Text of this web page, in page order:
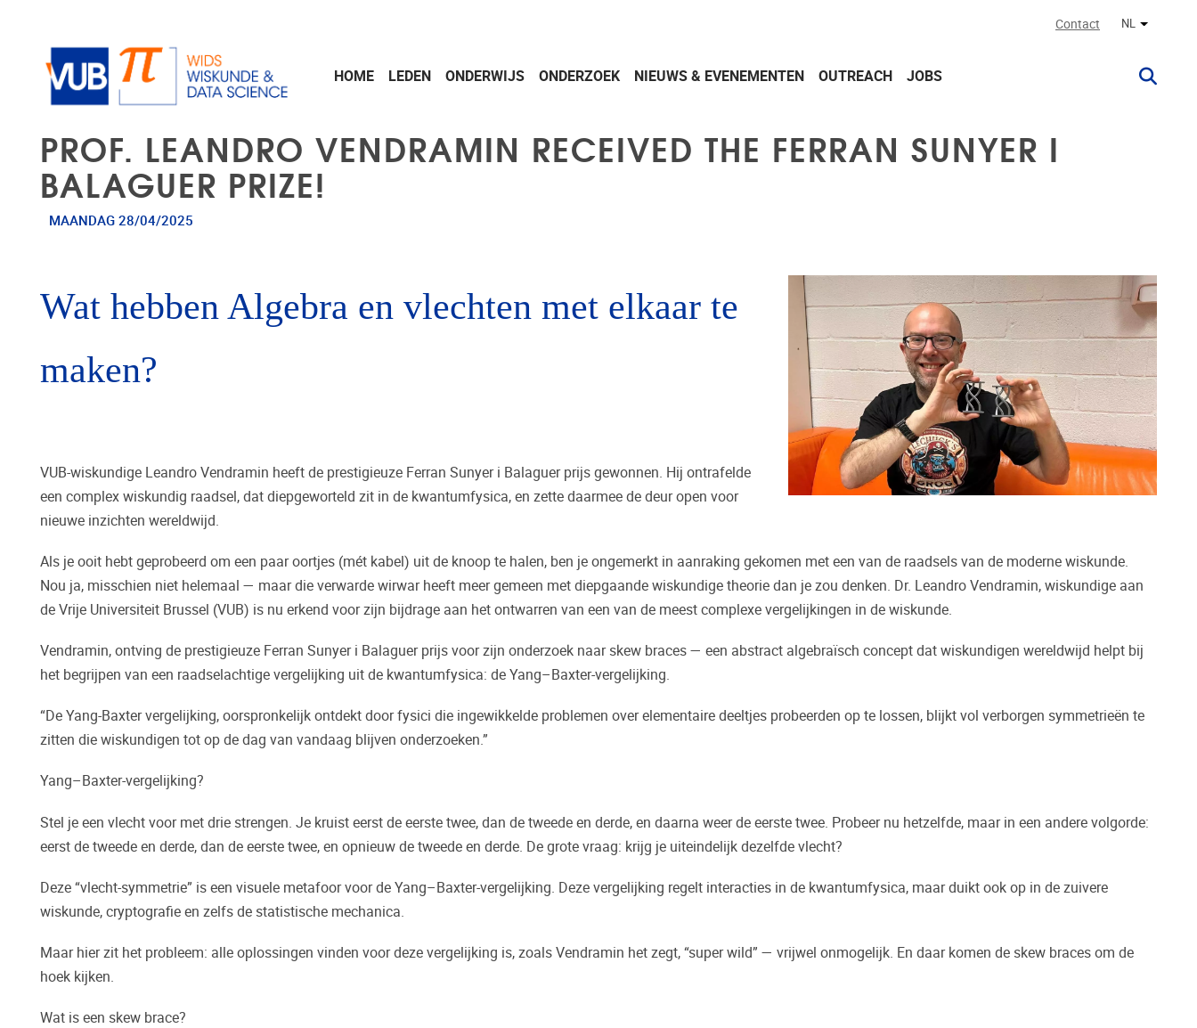
Contact NL Andere
HOME LEDEN ONDERWIJS ONDERZOEK NIEUWS & EVENEMENTEN OUTREACH JOBS
PROF. LEANDRO VENDRAMIN RECEIVED THE FERRAN SUNYER I
BALAGUER PRIZE!
MAANDAG 28/04/2025
Wat hebben Algebra en vlechten met elkaar te
maken?
VUB-wiskundige Leandro Vendramin heeft de prestigieuze Ferran Sunyer i Balaguer prijs gewonnen. Hij ontrafelde
een complex wiskundig raadsel, dat diepgeworteld zit in de kwantumfysica, en zette daarmee de deur open voor
nieuwe inzichten wereldwijd.
Als je ooit hebt geprobeerd om een paar oortjes (mét kabel) uit de knoop te halen, ben je ongemerkt in aanraking gekomen met een van de raadsels van de moderne wiskunde.
Nou ja, misschien niet helemaal — maar die verwarde wirwar heeft meer gemeen met diepgaande wiskundige theorie dan je zou denken. Dr. Leandro Vendramin, wiskundige aan
de Vrije Universiteit Brussel (VUB) is nu erkend voor zijn bijdrage aan het ontwarren van een van de meest complexe vergelijkingen in de wiskunde.
Vendramin, ontving de prestigieuze Ferran Sunyer i Balaguer prijs voor zijn onderzoek naar skew braces — een abstract algebraïsch concept dat wiskundigen wereldwijd helpt bij
het begrijpen van een raadselachtige vergelijking uit de kwantumfysica: de Yang–Baxter-vergelijking.
“De Yang-Baxter vergelijking, oorspronkelijk ontdekt door fysici die ingewikkelde problemen over elementaire deeltjes probeerden op te lossen, blijkt vol verborgen symmetrieën te
zitten die wiskundigen tot op de dag van vandaag blijven onderzoeken.”
Yang–Baxter-vergelijking?
Stel je een vlecht voor met drie strengen. Je kruist eerst de eerste twee, dan de tweede en derde, en daarna weer de eerste twee. Probeer nu hetzelfde, maar in een andere volgorde:
eerst de tweede en derde, dan de eerste twee, en opnieuw de tweede en derde. De grote vraag: krijg je uiteindelijk dezelfde vlecht?
Deze “vlecht-symmetrie” is een visuele metafoor voor de Yang–Baxter-vergelijking. Deze vergelijking regelt interacties in de kwantumfysica, maar duikt ook op in de zuivere
wiskunde, cryptografie en zelfs de statistische mechanica.
Maar hier zit het probleem: alle oplossingen vinden voor deze vergelijking is, zoals Vendramin het zegt, “super wild” — vrijwel onmogelijk. En daar komen de skew braces om de
hoek kijken.
Wat is een skew brace?